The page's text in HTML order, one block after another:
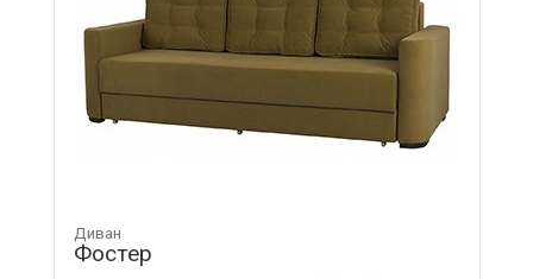
Диван
Фостер